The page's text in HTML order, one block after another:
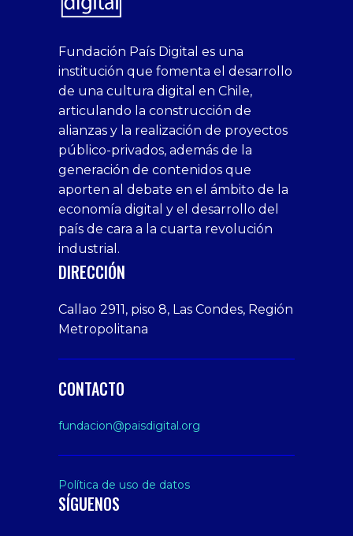
1xbet
canlı
casino
siteleri
bedava
bonus
veren
siteler
1xbet
deneme
bonusu
veren
siteleri
deneme
bonusu
Sikis
siteleri
bonusu
veren
siteler
casino
siteleri
1win
xslot
sahabet
giriş
1xbet
giriş
tarafbet
giriş
bonusu
veren
siteler
deneme
bonusu
Deneme
bonusu
veren
siteler
escort
casino
siteleri
bonusu
bahis
siteleri
Hot
Couple
xxx
homemade
porn
on
webcam
Cumshots
Tits
Free
Amateur
Porn
Xxx
Indian
Big
Butt
sex
From
Step
yenigiris.com
Giriş
bonusu
veren
siteler
deneme
bonusu
veren
siteler
Fundación País Digital es una
institución que fomenta el desarrollo
de una cultura digital en Chile,
articulando la construcción de
alianzas y la realización de proyectos
público-privados, además de la
generación de contenidos que
aporten al debate en el ámbito de la
economía digital y el desarrollo del
país de cara a la cuarta revolución
industrial.
DIRECCIÓN
Callao 2911, piso 8, Las Condes, Región
Metropolitana
CONTACTO
fundacion@paisdigital.org
Política de uso de datos
SÍGUENOS